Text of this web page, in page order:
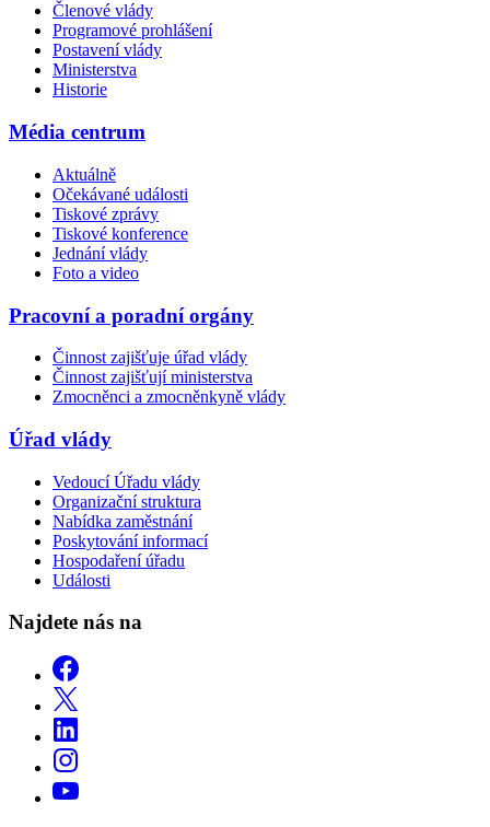
Členové vlády
Programové prohlášení
Postavení vlády
Ministerstva
Historie
Média centrum
Aktuálně
Očekávané události
Tiskové zprávy
Tiskové konference
Jednání vlády
Foto a video
Pracovní a poradní orgány
Činnost zajišťuje úřad vlády
Činnost zajišťují ministerstva
Zmocněnci a zmocněnkyně vlády
Úřad vlády
Vedoucí Úřadu vlády
Organizační struktura
Nabídka zaměstnání
Poskytování informací
Hospodaření úřadu
Události
Najdete nás na